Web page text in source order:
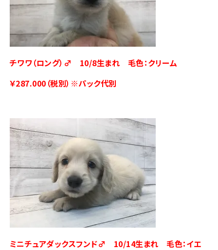
チワワ（ロング）♂ 10/8生まれ 毛色：クリーム
￥287.000（税別）※パック代別
ミニチュアダックスフンド♂ 10/14生まれ 毛色：イエ